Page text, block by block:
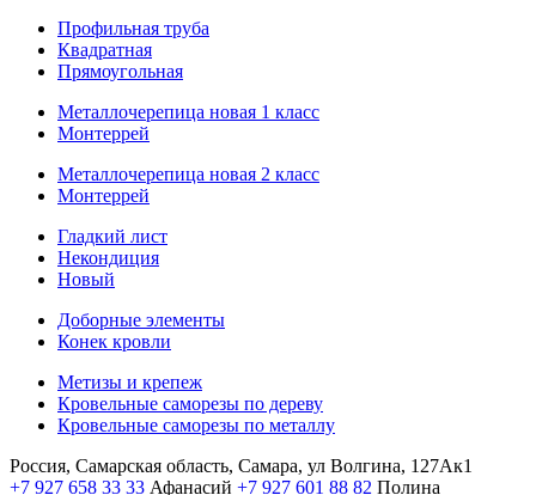
Профильная труба
Квадратная
Прямоугольная
Металлочерепица новая 1 класс
Монтеррей
Металлочерепица новая 2 класс
Монтеррей
Гладкий лист
Некондиция
Новый
Доборные элементы
Конек кровли
Метизы и крепеж
Кровельные саморезы по дереву
Кровельные саморезы по металлу
Россия, Самарская область, Самара, ул Волгина, 127Ак1
+7 927 658 33 33 Афанасий +7 927 601 88 82 Полина